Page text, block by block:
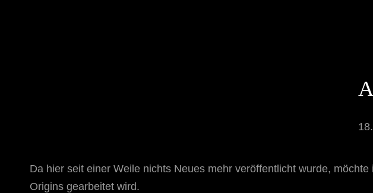
Da hier seit einer Weile nichts Neues mehr veröffentlicht wurde,
Origins gearbeitet wird.